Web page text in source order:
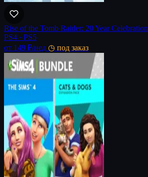
Rise of the Tomb Raider: 20 Year Celebration
PS4 · PS5
от 149 ₽/нед ◷ под заказ